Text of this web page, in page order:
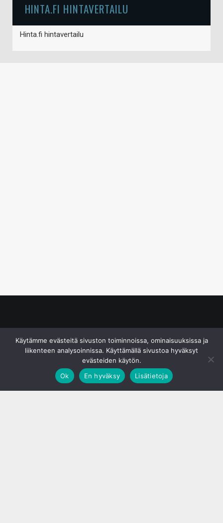
HINTA.FI HINTAVERTAILU
Hinta.fi hintavertailu
Käytämme evästeitä sivuston toiminnoissa, ominaisuuksissa ja
liikenteen analysoinnissa. Käyttämällä sivustoa hyväksyt
evästeiden käytön.
Ok
En hyväksy Lisätietoja